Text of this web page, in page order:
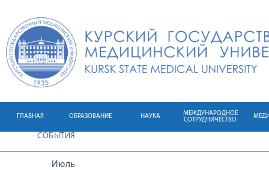
ГЛАВНАЯ ОБРАЗОВАНИЕ НАУКА
МЕЖДУНАРОДНОЕ
СОТРУДНИЧЕСТВО
СОБЫТИЯ
Июль